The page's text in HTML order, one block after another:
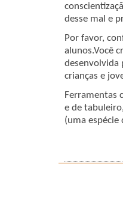
desse mal e
Por favor,
alunos.Você
desenvolvida
crianças e
Ferramentas
e de
(uma